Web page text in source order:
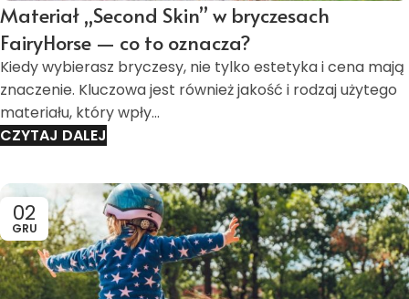
Materiał „Second Skin” w bryczesach
FairyHorse — co to oznacza?
Kiedy wybierasz bryczesy, nie tylko estetyka i cena mają
znaczenie. Kluczowa jest również jakość i rodzaj użytego
materiału, który wpły...
CZYTAJ DALEJ
02
GRU